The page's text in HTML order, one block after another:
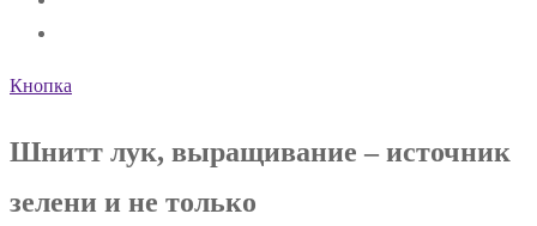
Кнопка
Шнитт лук, выращивание – источник
зелени и не только